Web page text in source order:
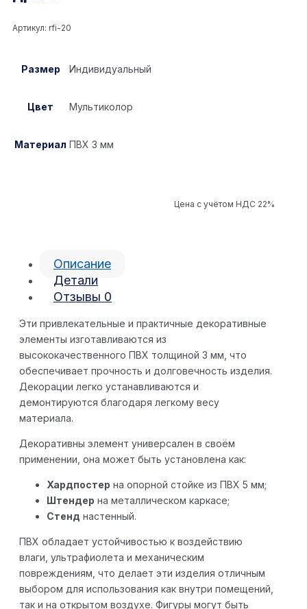
Артикул: rfi-20
Размер Индивидуальный
Цвет Мультиколор
Материал ПВХ 3 мм
Цена с учётом НДС 22%
Описание
Детали
Отзывы 0
Эти привлекательные и практичные декоративные
элементы изготавливаются из
высококачественного ПВХ толщиной 3 мм, что
обеспечивает прочность и долговечность изделия.
Декорации легко устанавливаются и
демонтируются благодаря легкому весу
материала.
Декоративны элемент универсален в своём
применении, она может быть установлена как:
Хардпостер на опорной стойке из ПВХ 5 мм;
Штендер на металлическом каркасе;
Стенд настенный.
ПВХ обладает устойчивостью к воздействию
влаги, ультрафиолета и механическим
повреждениям, что делает эти изделия отличным
выбором для использования как внутри помещений,
так и на открытом воздухе. Фигуры могут быть